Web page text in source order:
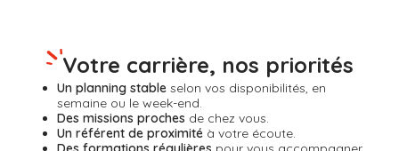
Un planning stable selon vos disponibilités, en
semaine ou le week-end.
Des missions proches de chez vous.
Un référent de proximité à votre écoute.
Votre carrière, nos priorités